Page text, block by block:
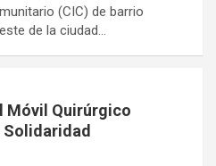
(CIC) de barrio
de la ciudad…
Móvil Quirúrgico
Solidaridad